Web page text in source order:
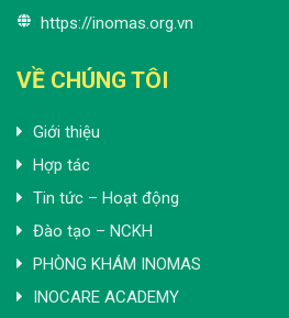
https://inomas.org.vn
VỀ CHÚNG TÔI
Giới thiệu
Hợp tác
Tin tức – Hoạt động
Đào tạo – NCKH
PHÒNG KHÁM INOMAS
INOCARE ACADEMY